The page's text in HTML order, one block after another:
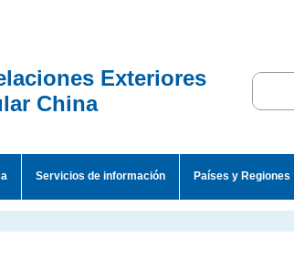
Exteriores
China
Servicios de información Países y Regiones